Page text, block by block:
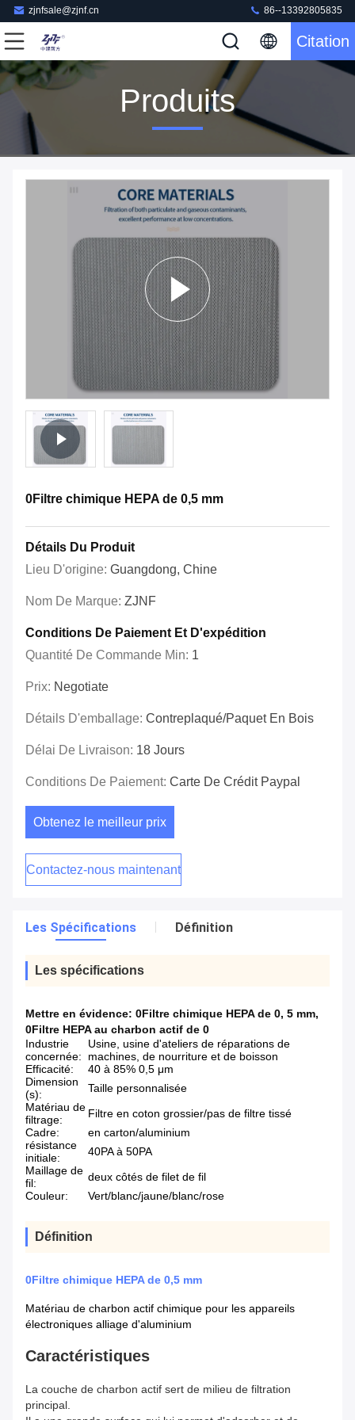
zjnfsale@zjnf.cn 86--13392805835
Citation
Produits
0Filtre chimique HEPA de 0,5 mm
Détails Du Produit
Lieu D'origine: Guangdong, Chine
Nom De Marque: ZJNF
Conditions De Paiement Et D'expédition
Quantité De Commande Min: 1
Prix: Negotiate
Détails D'emballage: Contreplaqué/paquet En Bois
Délai De Livraison: 18 Jours
Conditions De Paiement: Carte De Crédit Paypal
Obtenez le meilleur prix
Contactez-nous maintenant
Les Spécifications Définition
Les spécifications
Mettre en évidence: 0Filtre chimique HEPA de 0, 5 mm,
0Filtre HEPA au charbon actif de 0
Industrie
concernée:
Usine, usine d'ateliers de réparations de
machines, de nourriture et de boisson
Efficacité:
40 à 85% 0,5 μm
Dimension
(s):
Taille personnalisée
Matériau de
filtrage:
Filtre en coton grossier/pas de filtre tissé
Cadre:
en carton/aluminium
résistance
initiale:
40PA à 50PA
Maillage de
fil:
deux côtés de filet de fil
Couleur:
Vert/blanc/jaune/blanc/rose
Définition
0Filtre chimique HEPA de 0,5 mm
Matériau de charbon actif chimique pour les appareils
électroniques alliage d'aluminium
Caractéristiques
La couche de charbon actif sert de milieu de filtration
principal.